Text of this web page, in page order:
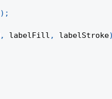
) ;
, labelFill , labelStroke